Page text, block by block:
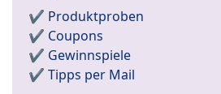
✔️ Produktproben
✔️ Coupons
✔️ Gewinnspiele
✔️ Tipps per Mail